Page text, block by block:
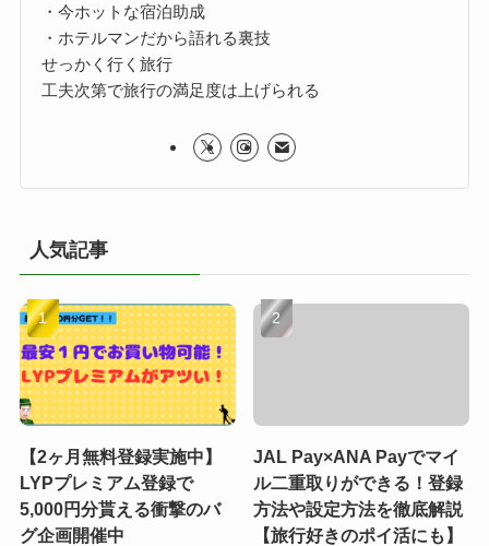
・今ホットな宿泊助成
・ホテルマンだから語れる裏技
せっかく行く旅行
工夫次第で旅行の満足度は上げられる
人気記事
【2ヶ月無料登録実施中】
LYPプレミアム登録で
5,000円分貰える衝撃のバ
グ企画開催中
JAL Pay×ANA Payでマイ
ル二重取りができる！登録
方法や設定方法を徹底解説
【旅行好きのポイ活にも】